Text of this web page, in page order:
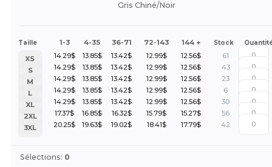
Gris Chiné/Noir
Taille 1-3 4-35 36-71 72-143 144 + Stock
XS 14.29$ 13.85$ 13.42$ 12.99$ 12.56$
61
S
14.29$ 13.85$ 13.42$ 12.99$ 12.56$
43
M
14.29$ 13.85$ 13.42$ 12.99$ 12.56$
23
L
14.29$ 13.85$ 13.42$ 12.99$ 12.56$
6
XL
14.29$ 13.85$ 13.42$ 12.99$ 12.56$
30
2XL
17.37$ 16.85$ 16.32$ 15.79$ 15.27$
56
3XL
20.25$ 19.63$ 19.02$ 18.41$ 17.79$ 42
Sélections: 0